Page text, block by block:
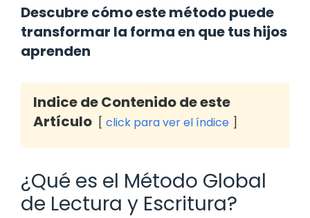
Descubre cómo este método puede
transformar la forma en que tus hijos
aprenden
Indice de Contenido de este
Artículo
click para ver el índice
¿Qué es el Método Global
de Lectura y Escritura?